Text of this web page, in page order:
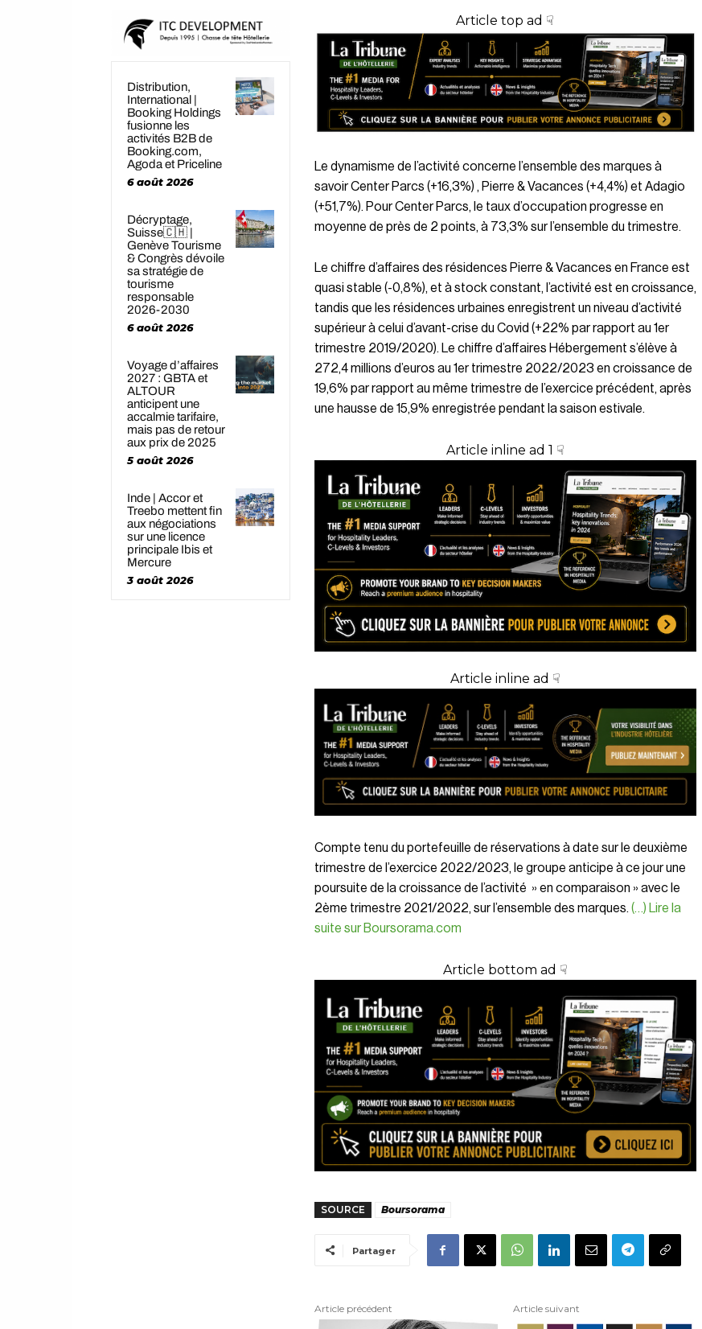
Distribution,
International |
Booking Holdings
fusionne les
activités B2B de
Booking.com,
Agoda et Priceline
6 août 2026
Décryptage,
Suisse🇨🇭 |
Genève Tourisme
& Congrès dévoile
sa stratégie de
tourisme
responsable
2026-2030
6 août 2026
Voyage d’affaires
2027 : GBTA et
ALTOUR
anticipent une
accalmie tarifaire,
mais pas de retour
aux prix de 2025
5 août 2026
Inde | Accor et
Treebo mettent fin
aux négociations
sur une licence
principale Ibis et
Mercure
3 août 2026
Article top ad ☟
Le dynamisme de l’activité concerne l’ensemble des marques à
savoir Center Parcs (+16,3%) , Pierre & Vacances (+4,4%) et Adagio
(+51,7%). Pour Center Parcs, le taux d’occupation progresse en
moyenne de près de 2 points, à 73,3% sur l’ensemble du trimestre.
Le chiffre d’affaires des résidences Pierre & Vacances en France est
quasi stable (-0,8%), et à stock constant, l’activité est en croissance,
tandis que les résidences urbaines enregistrent un niveau d’activité
supérieur à celui d’avant-crise du Covid (+22% par rapport au 1er
trimestre 2019/2020). Le chiffre d’affaires Hébergement s’élève à
272,4 millions d’euros au 1er trimestre 2022/2023 en croissance de
19,6% par rapport au même trimestre de l’exercice précédent, après
une hausse de 15,9% enregistrée pendant la saison estivale.
Article inline ad 1 ☟
Article inline ad ☟
Compte tenu du portefeuille de réservations à date sur le deuxième
trimestre de l’exercice 2022/2023, le groupe anticipe à ce jour une
poursuite de la croissance de l’activité » en comparaison » avec le
2ème trimestre 2021/2022, sur l’ensemble des marques. (…) Lire la
suite sur Boursorama.com
Article bottom ad ☟
SOURCE Boursorama
Partager
Article précédent Article suivant